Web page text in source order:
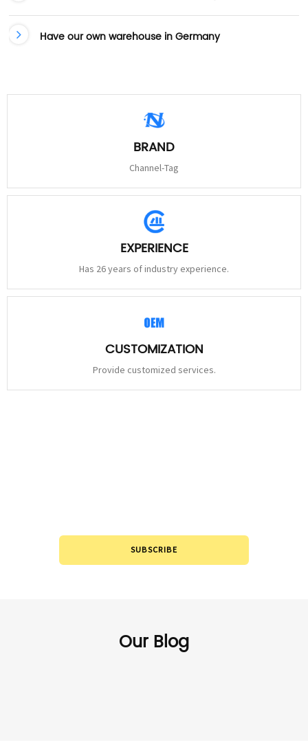
Have our own warehouse in Germany
BRAND
Channel-Tag
EXPERIENCE
Has 26 years of industry experience.
CUSTOMIZATION
Provide customized services.
SUBSCRIBE
Our Blog